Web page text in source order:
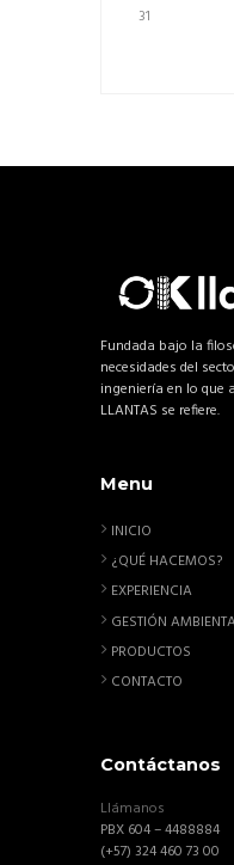
31
Fundada bajo la
necesidades del
ingeniería en lo que
LLANTAS se refiere.
Menu
INICIO
¿QUÉ HACEMOS?
EXPERIENCIA
GESTIÓN
PRODUCTOS
CONTACTO
Contáctanos
Llámanos
PBX 604 – 4488884
(+57) 324 460 73 00